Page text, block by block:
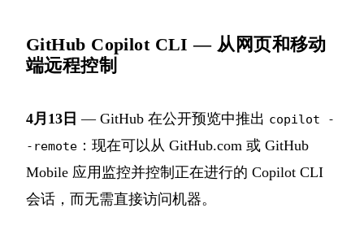
GitHub Copilot CLI — 从网页和移动
端远程控制
4月13日 — GitHub 在公开预览中推出 copilot -
-remote ：现在可以从 GitHub.com 或 GitHub
Mobile 应用监控并控制正在进行的 Copilot CLI
会话，而无需直接访问机器。